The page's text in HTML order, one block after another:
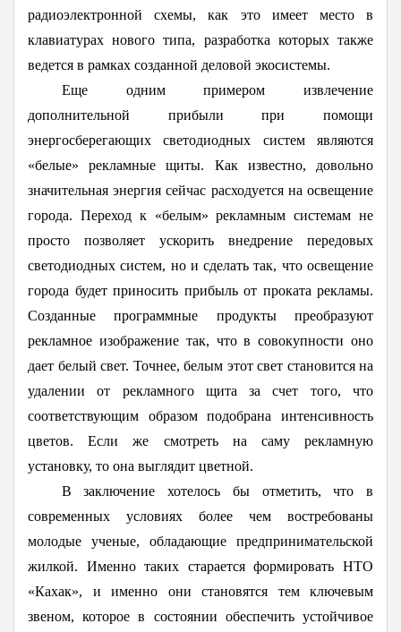
радиоэлектронной схемы, как это имеет место в
клавиатурах нового типа, разработка которых также
ведется в рамках созданной деловой экосистемы.
Еще одним примером извлечение
дополнительной прибыли при помощи
энергосберегающих светодиодных систем являются
«белые» рекламные щиты. Как известно, довольно
значительная энергия сейчас расходуется на освещение
города. Переход к «белым» рекламным системам не
просто позволяет ускорить внедрение передовых
светодиодных систем, но и сделать так, что освещение
города будет приносить прибыль от проката рекламы.
Созданные программные продукты преобразуют
рекламное изображение так, что в совокупности оно
дает белый свет. Точнее, белым этот свет становится на
удалении от рекламного щита за счет того, что
соответствующим образом подобрана интенсивность
цветов. Если же смотреть на саму рекламную
установку, то она выглядит цветной.
В заключение хотелось бы отметить, что в
современных условиях более чем востребованы
молодые ученые, обладающие предпринимательской
жилкой. Именно таких старается формировать НТО
«Кахак», и именно они становятся тем ключевым
звеном, которое в состоянии обеспечить устойчивое